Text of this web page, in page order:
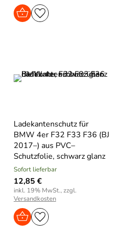
Ladekantenschutz für
BMW 4er F32 F33 F36 (BJ
2017–) aus PVC–
Schutzfolie, schwarz glanz
Sofort lieferbar
12,85 €
inkl. 19% MwSt., zzgl.
Versandkosten